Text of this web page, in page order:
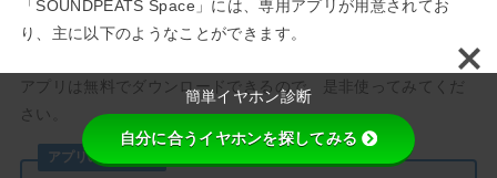
「SOUNDPEATS Space」には、専用アプリが用意されてお
り、主に以下のようなことができます。
アプリは無料でダウンロードできるので、是非使ってみてくだ
さい。
アプリの機能一覧
簡単イヤホン診断
自分に合うイヤホンを探してみる